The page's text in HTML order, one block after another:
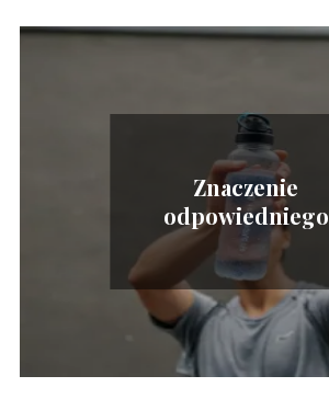
Znaczenie
odpowiedniego
nawodnienia
wysiłku